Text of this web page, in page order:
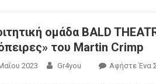
ομάδα BALD
του Martin Crimp
2023 Gr4you Αφήστε Ένα